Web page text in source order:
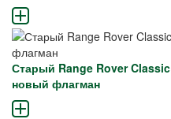
Старый Range Rover
новый флагман